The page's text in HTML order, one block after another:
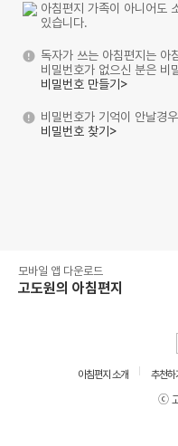
아침편지 가족이 아니어도
있습니다.
독자가 쓰는 아침편지는 아
비밀번호가 없으신 분은 비
비밀번호 만들기>
비밀번호가 기억이 안날경
비밀번호 찾기>
모바일 앱 다운로드
고도원의 아침편지
아침편지 소개 추천하
ⓒ 고